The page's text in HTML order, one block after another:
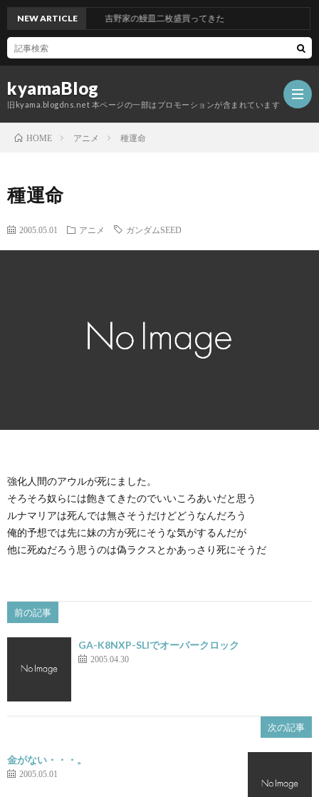
kyamaBlog
旧kyama.blogdns.net 本ページの一部はプロモーションが含まれています
NEW ARTICLE 吉野家の鰻皿二枚盛買ってきた
HOME アニメ 種運命
種運命
2005.05.01 アニメ ガンダムSEED
強化人間のアウルが死にました。
そろそろ奴らには飽きてきたのでいいころあいだと思う
ルナマリアは死んでは無さそうだけどどうなんだろう
俺的予想では先に妹の方が死にそうな気がするんだが
他に死ぬだろう思うのは偽ラクスとかあっさり死にそうだ
前の記事
GA-K8NXP-SLIでオーバークロック
2005.04.30
次の記事
金がない・・・。
2005.05.01